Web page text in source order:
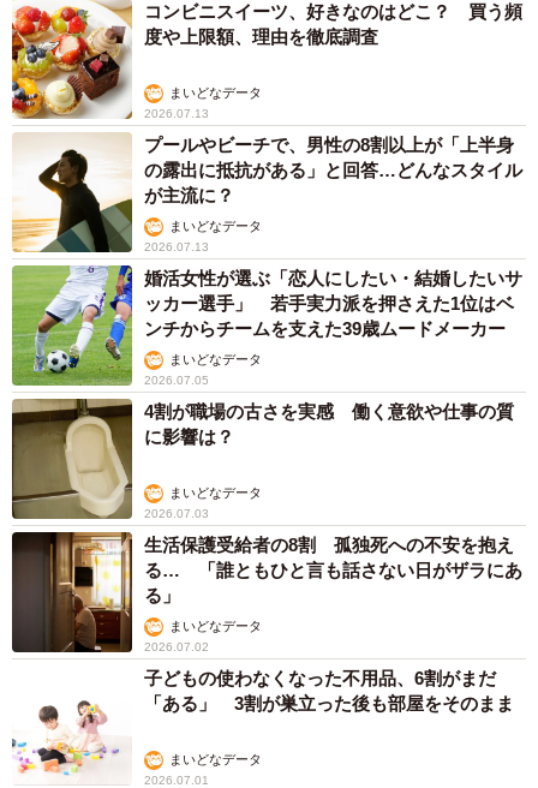
コンビニスイーツ、好きなのはどこ？ 買う頻
度や上限額、理由を徹底調査
まいどなデータ
2026.07.13
プールやビーチで、男性の8割以上が「上半身
の露出に抵抗がある」と回答…どんなスタイル
が主流に？
まいどなデータ
2026.07.13
婚活女性が選ぶ「恋人にしたい・結婚したいサ
ッカー選手」 若手実力派を押さえた1位はベ
ンチからチームを支えた39歳ムードメーカー
まいどなデータ
2026.07.05
4割が職場の古さを実感 働く意欲や仕事の質
に影響は？
まいどなデータ
2026.07.03
生活保護受給者の8割 孤独死への不安を抱え
る… 「誰ともひと言も話さない日がザラにあ
る」
まいどなデータ
2026.07.02
子どもの使わなくなった不用品、6割がまだ
「ある」 3割が巣立った後も部屋をそのまま
まいどなデータ
2026.07.01